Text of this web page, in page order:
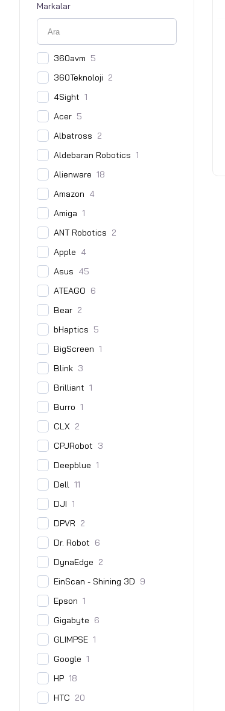
Markalar
360avm 5
360Teknoloji 2
4Sight 1
Acer 5
Albatross 2
Aldebaran Robotics 1
Alienware 18
Amazon 4
Amiga 1
ANT Robotics 2
Apple 4
Asus 45
ATEAGO 6
Bear 2
bHaptics 5
BigScreen 1
Blink 3
Brilliant 1
Burro 1
CLX 2
CPJRobot 3
Deepblue 1
Dell 11
DJI 1
DPVR 2
Dr. Robot 6
DynaEdge 2
EinScan - Shining 3D 9
Epson 1
Gigabyte 6
GLIMPSE 1
Google 1
HP 18
HTC 20